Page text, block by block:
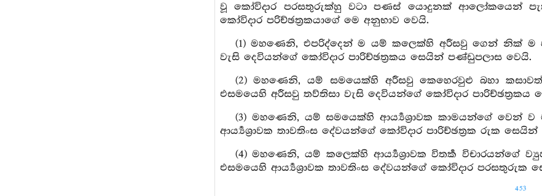
වූ කෝවිදාර පරසතුරුක්හු වටා පණස් යොදුනක් ආලෝකයෙන්
කෝවිදාර පරිච්ඡත්‍රකයාගේ මෙ අනුභාව වෙයි.
(1) මහණෙනි, එපරිද්දෙන් ම යම් කලෙක්හි අරීසවු ගෙන් නික් ම
වැසි දෙවියන්ගේ කෝවිදාර පාරිච්ඡත්‍රකය සෙයින් පණ්ඩුපලාස වෙයි.
(2) මහණෙනි, යම් සමයෙක්හි අරීසවු කෙහෙරවුළු බහා
එසමයෙහි අරීසවු තව්තිසා වැසි දෙවියන්ගේ කෝවිදාර
(3) මහණෙනි, යම් සමයෙක්හි ආර්‍ය්‍යශ්‍රාවක කාමයන්ගේ වෙන්
ආර්‍ය්‍යශ්‍රාවක තාවතිංස දේවයන්ගේ කෝවිදාර පාරිච්ඡත්‍රක රුක
(4) මහණෙනි, යම් කලෙක්හි ආර්‍ය්‍යශ්‍රාවක විතර්‍ක විචාරයන්ගේ
එසමයෙහි ආර්‍ය්‍යශ්‍රාවක තාවතිංස දේවයන්ගේ කෝවිදාර පරසතුරුක
453